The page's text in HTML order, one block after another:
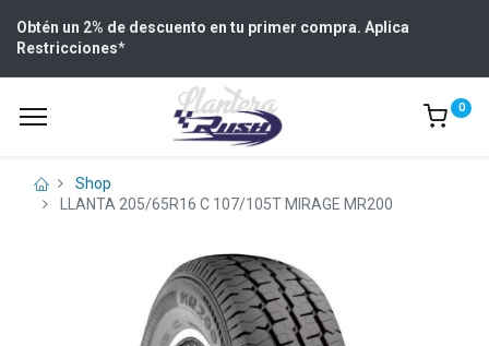
Obtén un 2% de descuento en tu primer compra. Aplica
Restricciones*
0
Shop
LLANTA 205/65R16 C 107/105T MIRAGE MR200